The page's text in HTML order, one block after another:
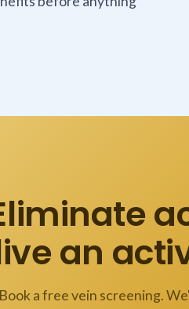
an
Book a free vein screening.